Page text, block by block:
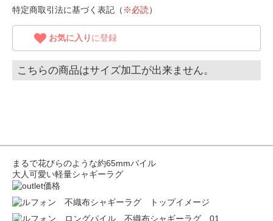
特定商取引法に基づく表記（ ※必読）
お気に入り に登録
こちらの商品はサイズ加工が出来ません。
まるで花びらのような約65mmパイル
大人可愛い軽量シャギーラグ